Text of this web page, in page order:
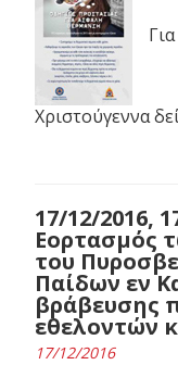
Χριστούγεννα
17/12/2016,
Εορτασμός
του
Παίδων εν
βράβευσης
εθελοντών
17/12/2016